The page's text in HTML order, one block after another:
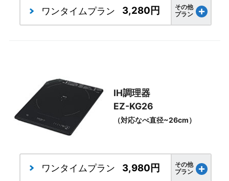
ワンタイムプラン 3,280円
その他
プラン
IH調理器
EZ-KG26
（対応なべ直径~26cm）
ワンタイムプラン 3,980円
その他
プラン